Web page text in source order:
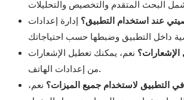
عند استخدام التطبيق؟ إدارة إعدادات
نعم، يمكنك تعطيل الإشعارات
من إعدادات الهاتف.
التطبيق لاستخدام جميع الميزات؟ نعم،